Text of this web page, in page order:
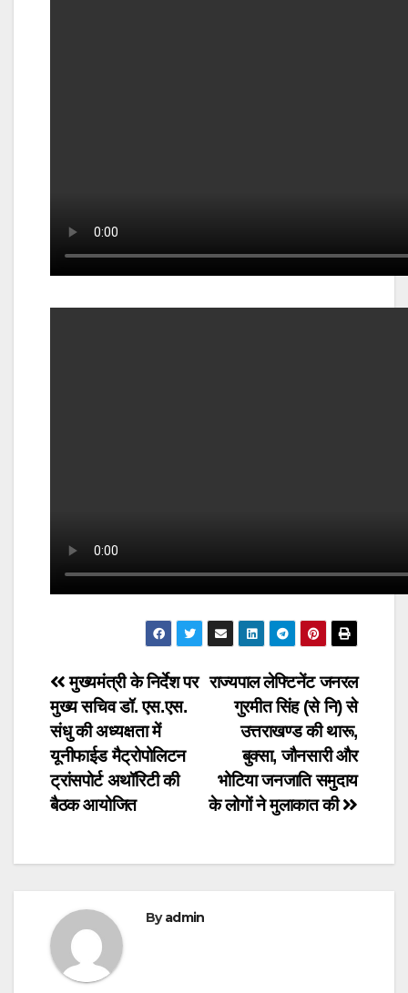
Post
navigation
राज्यपाल लेफ्टिनेंट जनरल
गुरमीत सिंह (से नि) से
उत्तराखण्ड की थारू,
बुक्सा, जौनसारी और
भोटिया जनजाति समुदाय
के लोगों ने मुलाकात की
मुख्यमंत्री के निर्देश पर
मुख्य सचिव डॉ. एस.एस.
संधु की अध्यक्षता में
यूनीफाईड मैट्रोपोलिटन
ट्रांसपोर्ट अथॉरिटी की
बैठक आयोजित
Byadmin